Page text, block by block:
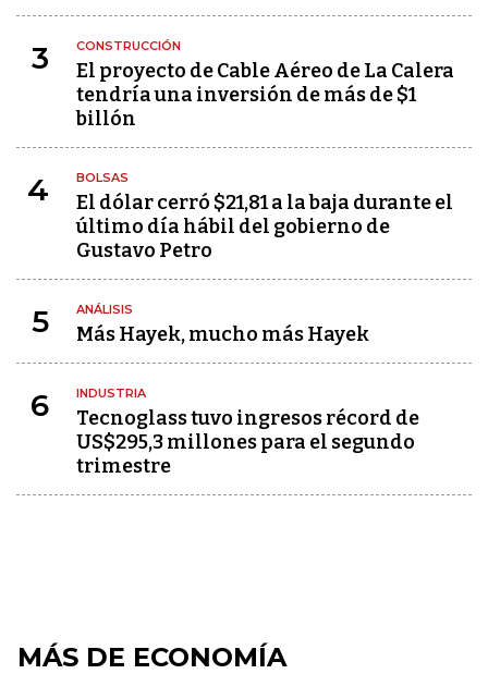
3 CONSTRUCCIÓN
El proyecto de Cable Aéreo de La Calera
tendría una inversión de más de $1
billón
4 BOLSAS
El dólar cerró $21,81 a la baja durante el
último día hábil del gobierno de
Gustavo Petro
5 ANÁLISIS
Más Hayek, mucho más Hayek
6 INDUSTRIA
Tecnoglass tuvo ingresos récord de
US$295,3 millones para el segundo
trimestre
MÁS DE ECONOMÍA